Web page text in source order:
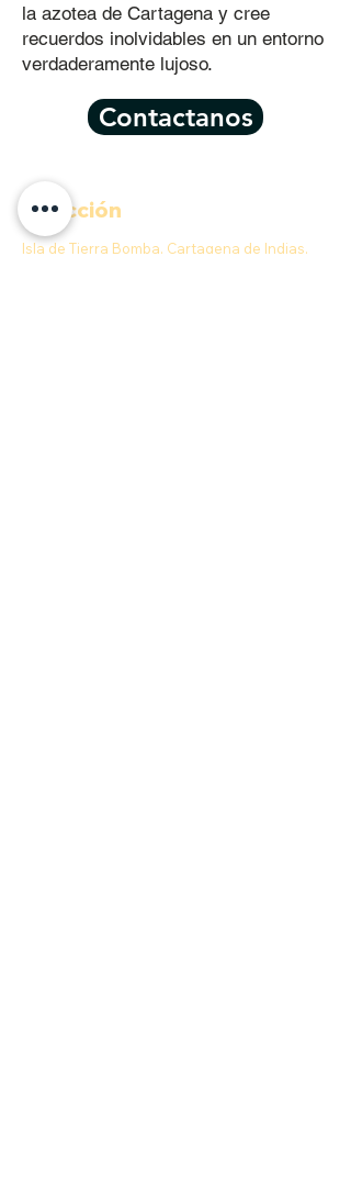
la azotea de Cartagena y cree
recuerdos inolvidables en un entorno
verdaderamente lujoso.
Contactanos
Dirección
Isla de Tierra Bomba, Cartagena de Indias,